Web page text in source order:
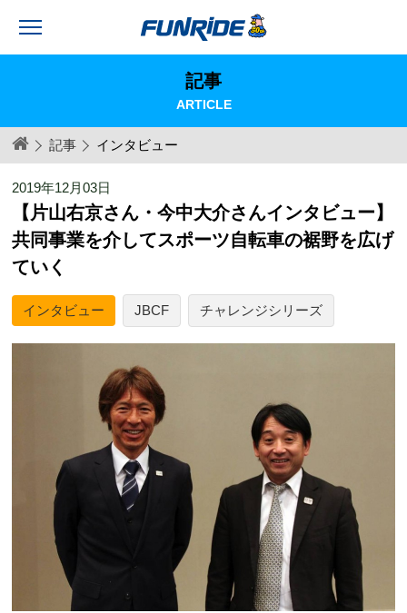
記事
ARTICLE
記事 インタビュー
2019年12月03日
【片山右京さん・今中大介さんインタビュー】
共同事業を介してスポーツ自転車の裾野を広げ
ていく
インタビュー JBCF チャレンジシリーズ